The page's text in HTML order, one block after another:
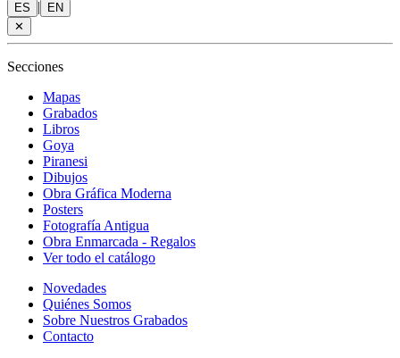
ES |
EN
✕
Secciones
Mapas
Grabados
Libros
Goya
Piranesi
Dibujos
Obra Gráfica Moderna
Posters
Fotografía Antigua
Obra Enmarcada - Regalos
Ver todo el catálogo
Novedades
Quiénes Somos
Sobre Nuestros Grabados
Contacto